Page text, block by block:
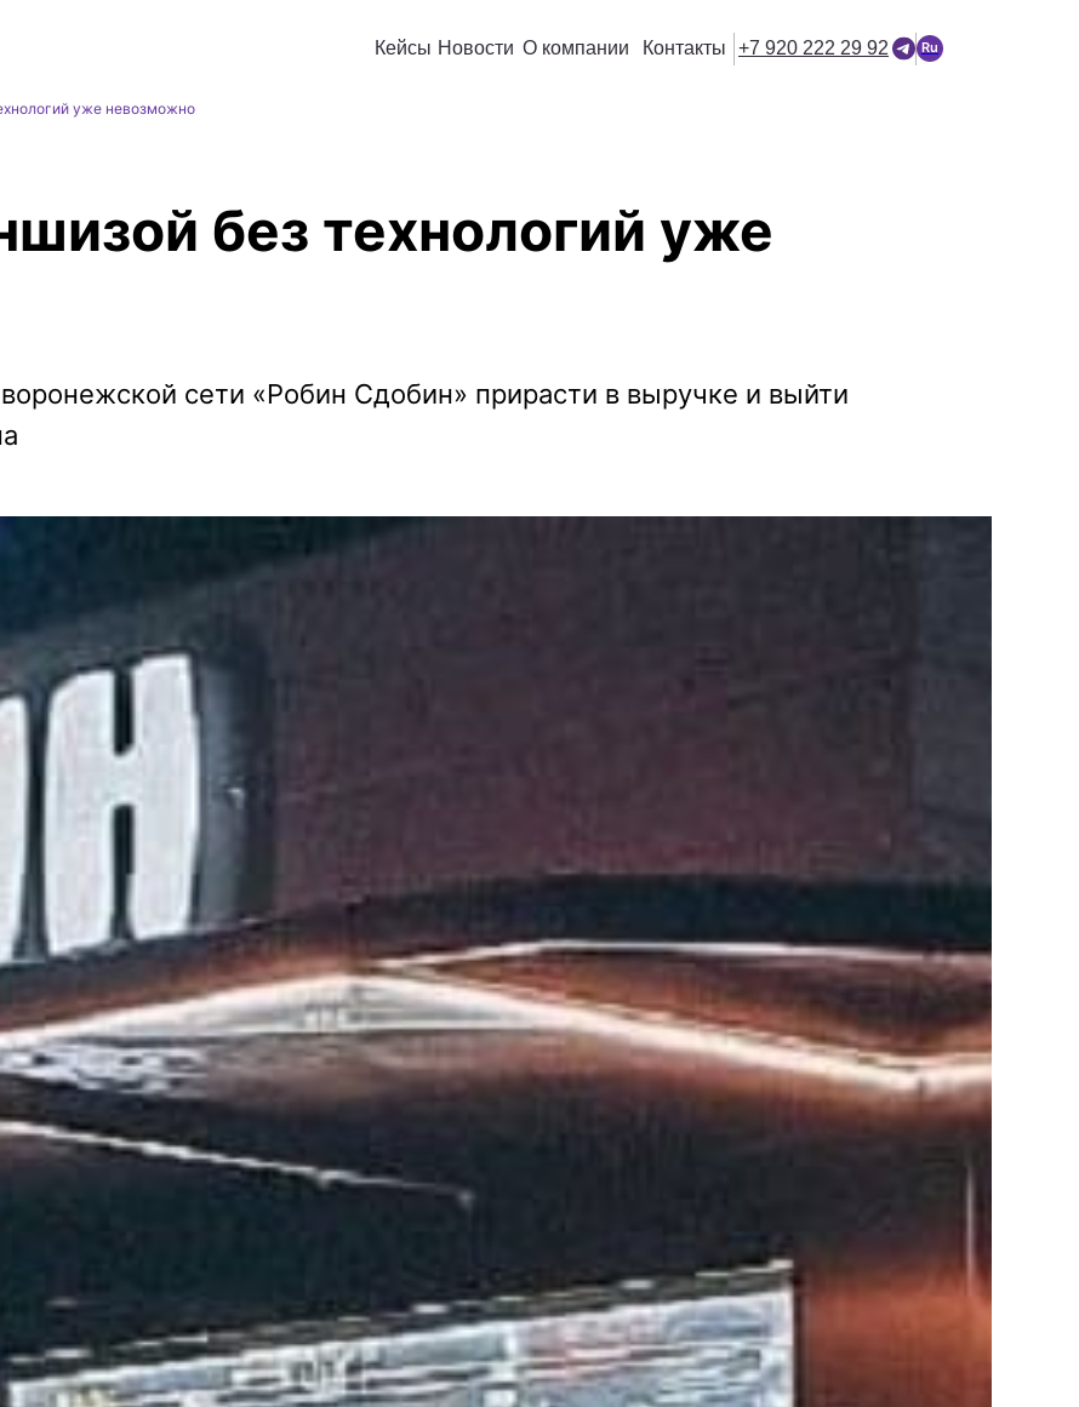
Кейсы Новости О компании Контакты +7 920 222 29 92 Ru
уже невозможно
без технологий уже
сети «Робин Сдобин» прирасти в выручке и выйти